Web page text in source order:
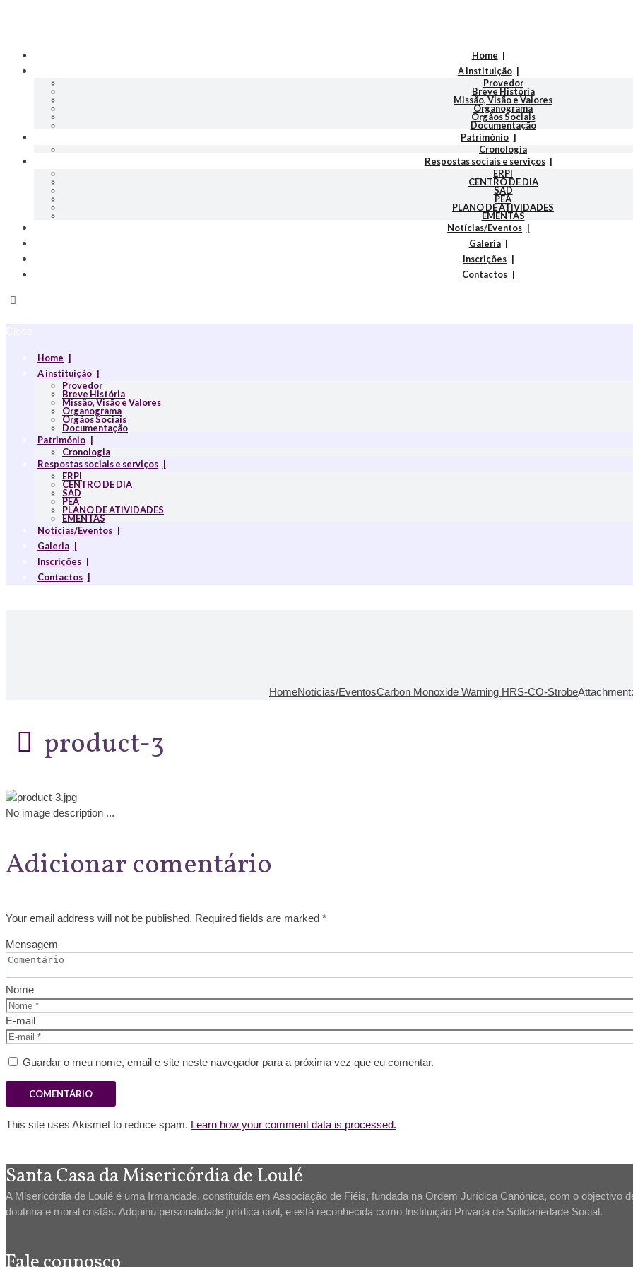
Home
A instituição
Provedor
Breve História
Missão, Visão e Valores
Organograma
Orgãos Sociais
Documentação
Património
Cronologia
Respostas sociais e serviços
ERPI
CENTRO DE DIA
SAD
PEA
PLANO DE ATIVIDADES
EMENTAS
Notícias/Eventos
Galeria
Inscrições
Contactos
Home
A instituição
Provedor
Breve História
Missão, Visão e Valores
Organograma
Orgãos Sociais
Documentação
Património
Cronologia
Respostas sociais e serviços
ERPI
CENTRO DE DIA
SAD
PEA
PLANO DE ATIVIDADES
EMENTAS
Notícias/Eventos
Galeria
Inscrições
Contactos
HomeNotícias/EventosCarbon Monoxide Warning HRS-CO-Strobe
product-3
No image description ...
Adicionar comentário
Your email address will not be published. Required fields are marked *
Mensagem
Nome
E-mail
Guardar o meu nome, email e site neste navegador para a próxima vez que eu comentar.
This site uses Akismet to reduce spam. Learn how your comment data is processed.
Santa Casa da Misericórdia de Loulé
A Misericórdia de Loulé é uma Irmandade, constituída em Associação de Fiéis, fundada na Ordem Jurídica Canónica, com o objectivo
doutrina e moral cristãs. Adquiriu personalidade jurídica civil, e está reconhecida como Instituição Privada de Solidariedade Social.